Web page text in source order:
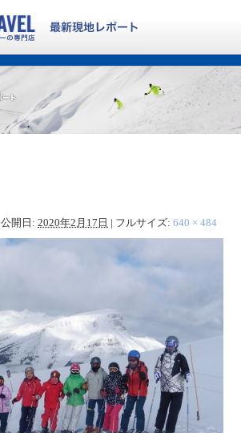
公開日: 2020年2月17日 | フルサイズ:640 × 484